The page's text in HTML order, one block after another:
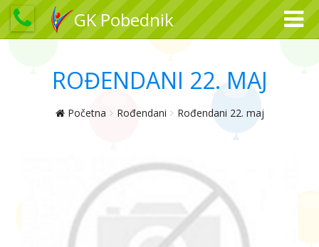
GK Pobednik
ROĐENDANI 22. MAJ
Početna Rođendani Rođendani 22. maj